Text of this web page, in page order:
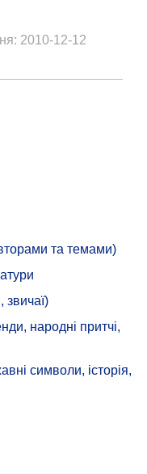
2010-12-12
та темами)
звичаї)
народні притчі,
символи, історія,